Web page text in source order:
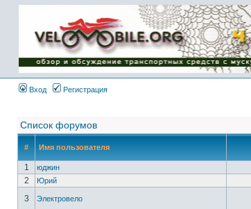
Имя пользователя:
Пароль:
{ LOG_ME_IN_SHORT
}
Вход Регистрация
Список форумов
# Имя пользователя
1 юджин
2
Юрий
3
Электровело